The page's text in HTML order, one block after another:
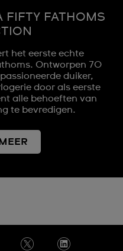
FIFTY FATHOMS
het eerste echte
Ontworpen 70
duiker,
door als eerste
alle behoeften van
te bevredigen.